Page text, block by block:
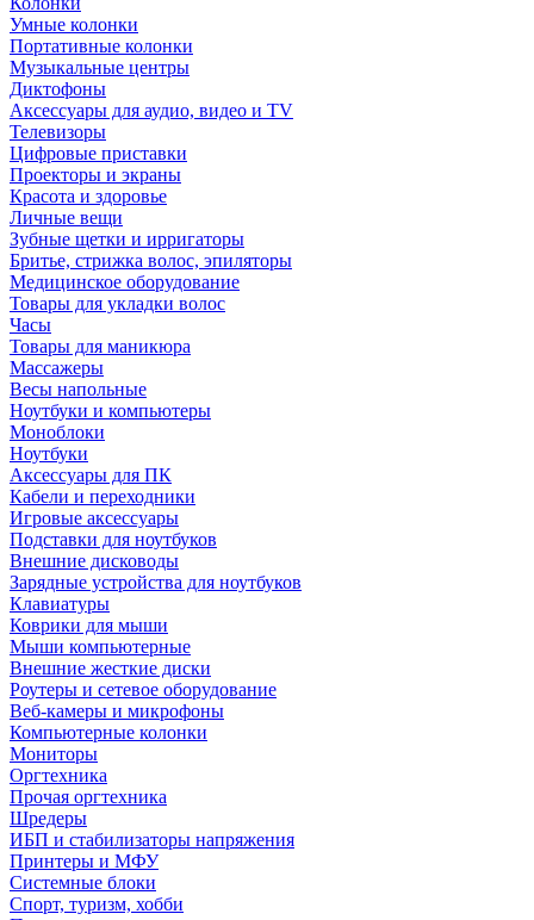
Умные колонки
Портативные колонки
Музыкальные центры
Диктофоны
Аксессуары для аудио, видео и TV
Телевизоры
Цифровые приставки
Проекторы и экраны
Красота и здоровье
Личные вещи
Зубные щетки и ирригаторы
Бритье, стрижка волос, эпиляторы
Медицинское оборудование
Товары для укладки волос
Часы
Товары для маникюра
Массажеры
Весы напольные
Ноутбуки и компьютеры
Моноблоки
Ноутбуки
Аксессуары для ПК
Кабели и переходники
Игровые аксессуары
Подставки для ноутбуков
Внешние дисководы
Зарядные устройства для ноутбуков
Клавиатуры
Коврики для мыши
Мыши компьютерные
Внешние жесткие диски
Роутеры и сетевое оборудование
Веб-камеры и микрофоны
Компьютерные колонки
Мониторы
Оргтехника
Прочая оргтехника
Шредеры
ИБП и стабилизаторы напряжения
Принтеры и МФУ
Системные блоки
Спорт, туризм, хобби